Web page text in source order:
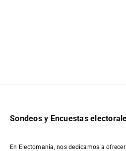
Sondeos y Encuestas
En Electomanía, nos dedicamos a